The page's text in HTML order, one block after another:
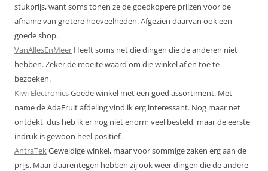
stukprijs, want soms tonen ze de goedkopere prijzen voor de
afname van grotere hoeveelheden. Afgezien daarvan ook een
goede shop.
VanAllesEnMeer Heeft soms net die dingen die de anderen niet
hebben. Zeker de moeite waard om die winkel af en toe te
bezoeken.
Kiwi ElectronicsGoede winkel met een goed assortiment. Met
name de AdaFruit afdeling vind ik erg interessant. Nog maar net
ontdekt, dus heb ik er nog niet enorm veel besteld, maar de eerste
indruk is gewoon heel positief.
AntraTekGeweldige winkel, maar voor sommige zaken erg aan de
prijs. Maar daarentegen hebben zij ook weer dingen die de andere